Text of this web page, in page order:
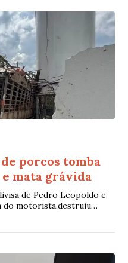
porcos tomba
mata grávida
de Pedro Leopoldo e
do motorista,destruiu